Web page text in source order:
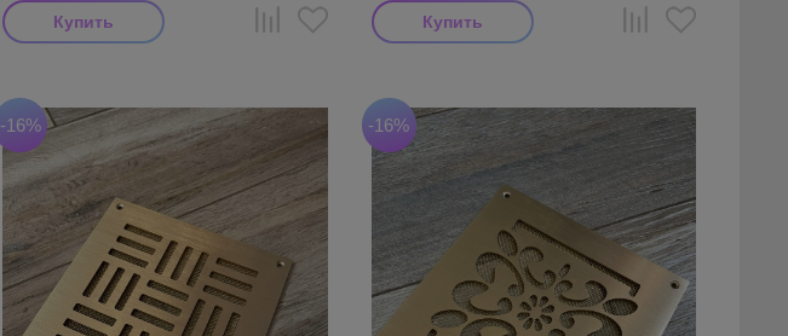
-16% -16%